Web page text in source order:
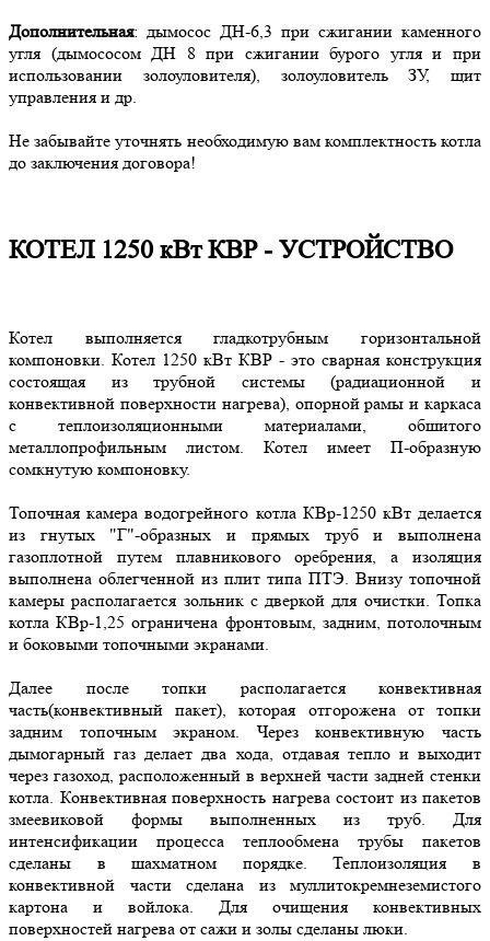
Дополнительная: дымосос ДН-6,3 при сжигании каменного
угля (дымососом ДН 8 при сжигании бурого угля и при
использовании золоуловителя), золоуловитель ЗУ, щит
управления и др.
Не забывайте уточнять необходимую вам комплектность котла
до заключения договора!
КОТЕЛ 1250 кВт КВР - УСТРОЙСТВО
Котел выполняется гладкотрубным горизонтальной
компоновки. Котел 1250 кВт КВР - это сварная конструкция
состоящая из трубной системы (радиационной и
конвективной поверхности нагрева), опорной рамы и каркаса
с теплоизоляционными материалами, обшитого
металлопрофильным листом. Котел имеет П-образную
сомкнутую компоновку.
Топочная камера водогрейного котла КВр-1250 кВт делается
из гнутых "Г"-образных и прямых труб и выполнена
газоплотной путем плавникового оребрения, а изоляция
выполнена облегченной из плит типа ПТЭ. Внизу топочной
камеры располагается зольник с дверкой для очистки. Топка
котла КВр-1,25 ограничена фронтовым, задним, потолочным
и боковыми топочными экранами.
Далее после топки располагается конвективная
часть(конвективный пакет), которая отгорожена от топки
задним топочным экраном. Через конвективную часть
дымогарный газ делает два хода, отдавая тепло и выходит
через газоход, расположенный в верхней части задней стенки
котла. Конвективная поверхность нагрева состоит из пакетов
змеевиковой формы выполненных из труб. Для
интенсификации процесса теплообмена трубы пакетов
сделаны в шахматном порядке. Теплоизоляция в
конвективной части сделана из муллитокремнеземистого
картона и войлока. Для очищения конвективных
поверхностей нагрева от сажи и золы сделаны люки.